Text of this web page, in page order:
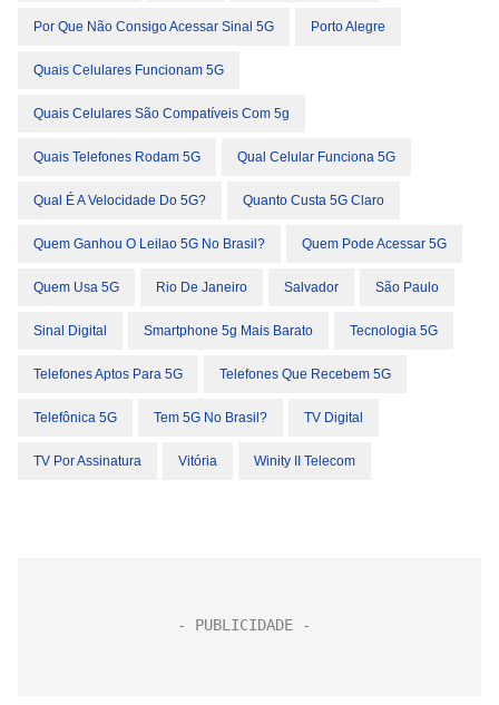
Por Que Não Consigo Acessar Sinal 5G Porto Alegre
Quais Celulares Funcionam 5G
Quais Celulares São Compatíveis Com 5g
Quais Telefones Rodam 5G Qual Celular Funciona 5G
Qual É A Velocidade Do 5G? Quanto Custa 5G Claro
Quem Ganhou O Leilao 5G No Brasil? Quem Pode Acessar 5G
Quem Usa 5G Rio De Janeiro Salvador São Paulo
Sinal Digital Smartphone 5g Mais Barato Tecnologia 5G
Telefones Aptos Para 5G Telefones Que Recebem 5G
Telefônica 5G Tem 5G No Brasil? TV Digital
TV Por Assinatura Vitória Winity II Telecom